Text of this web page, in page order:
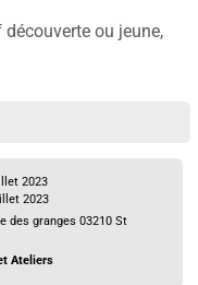
2023
2023
des granges 03210 St
Ateliers
ou jeune,